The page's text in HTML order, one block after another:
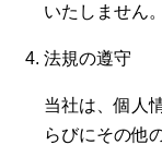
いたしません。
法規の遵守
当社は、個人
らびにその他